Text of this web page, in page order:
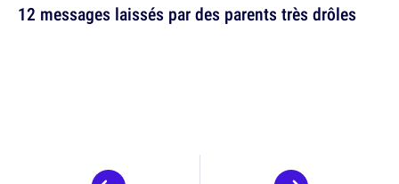
12 messages laissés par des parents très drôles